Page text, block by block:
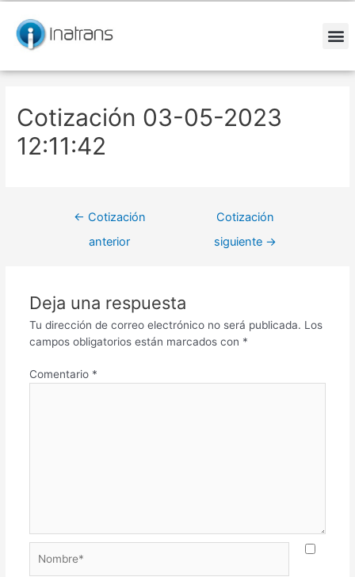
contenido
Cotización 03-05-2023
12:11:42
de
entradas
← Cotización
anterior
Cotización
siguiente →
Deja una respuesta
Tu dirección de correo electrónico no será publicada. Los
campos obligatorios están marcados con *
Comentario *